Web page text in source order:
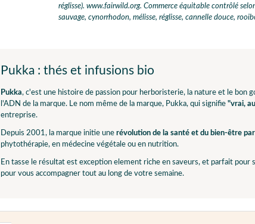
réglisse). www.fairwild.org. Commerce équitable contrôlé
sauvage, cynorrhodon, mélisse, réglisse, cannelle douce,
Pukka : thés et infusions bio
Pukka, c'est une histoire de passion pour herboristerie, la nature et le bon
l'ADN de la marque. Le nom même de la marque, Pukka, qui signifie "vrai,
entreprise.
Depuis 2001, la marque initie une révolution de la santé et du bien-être
phytothérapie, en médecine végétale ou en nutrition.
En tasse le résultat est exception element riche en saveurs, et parfait pour
pour vous accompagner tout au long de votre semaine.